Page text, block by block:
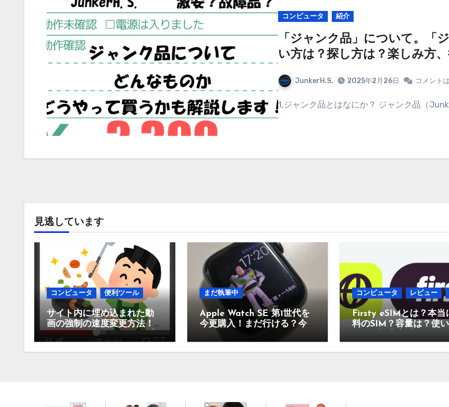
コンピュータ 紹介
「ジャンク品」について。「
い方は？探し方は？楽しみ方、
JunkerH.S. 2025年2月26日 コメント
1,ジャンク品とはなにか？ ジャンク品（
見逃しています
コンピュータ 便利ツール
サイト内に埋め込まれた動
画の強制の速度変更方法！
Youtubeや東進、スタサプな
どなど
まだ執筆中
Apple Watch SE 第1世代を
今更購入！まだ行ける？今
コンピュータ レビュー
Firsty eSIMとは？本当
料のSIM？容量は？使い
疑問に答えていきます